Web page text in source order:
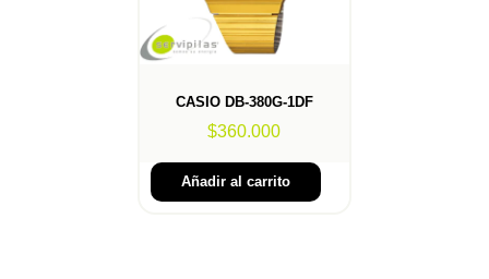
CASIO DB-380G-1DF
$360.000
Añadir al carrito